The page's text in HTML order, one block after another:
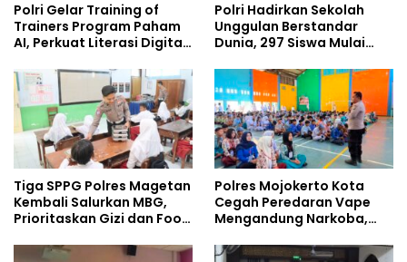
Polri Gelar Training of
Trainers Program Paham
AI, Perkuat Literasi Digital
Polri Hadirkan Sekolah
Unggulan Berstandar
Dunia, 297 Siswa Mulai
Tiga SPPG Polres Magetan
Kembali Salurkan MBG,
Prioritaskan Gizi dan Food
Polres Mojokerto Kota
Cegah Peredaran Vape
Mengandung Narkoba,
Kalangan Remaja